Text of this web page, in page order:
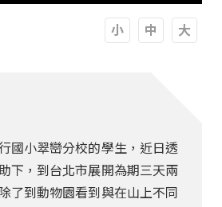
國小翠巒分校的學生，近日透
下，到台北市展開為期三天兩
了到動物園看到與在山上不同